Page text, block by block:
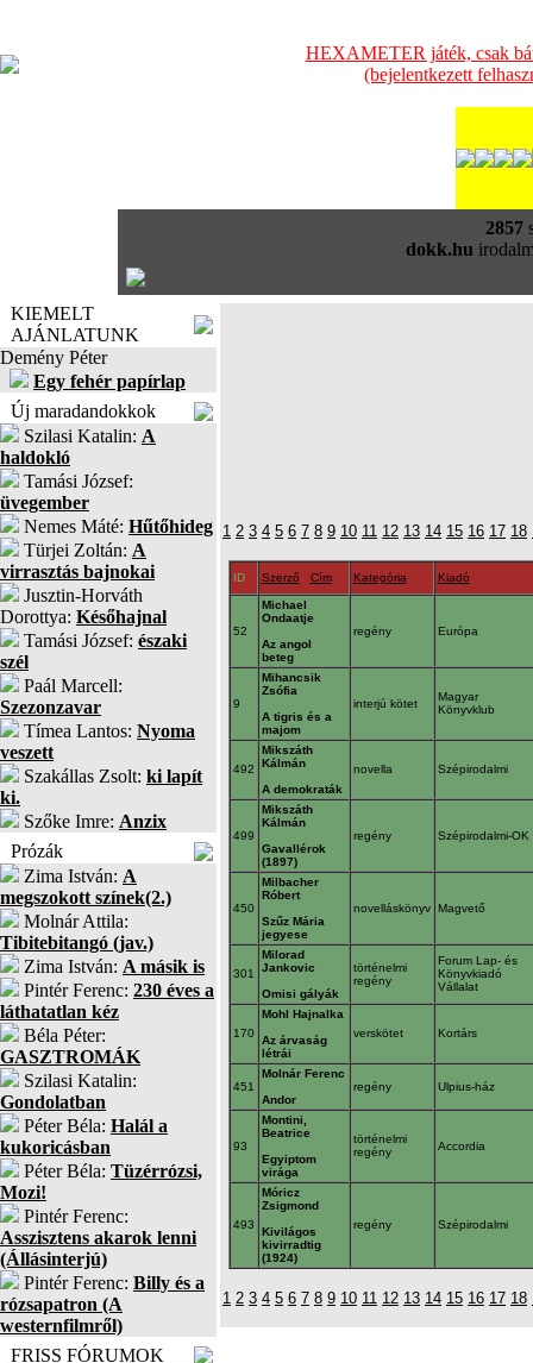
HEXAMETER játék, csak
(bejelentkezett
2857
dokk.hu
KIEMELT
AJÁNLATUNK
Demény Péter
Egy fehér papírlap
Új maradandokkok
Szilasi Katalin: A
haldokló
Tamási József:
üvegember
Nemes Máté: Hűtőhideg
Türjei Zoltán: A
virrasztás bajnokai
Jusztin-Horváth
Dorottya: Későhajnal
Tamási József: északi
szél
Paál Marcell:
Szezonzavar
Tímea Lantos: Nyoma
veszett
Szakállas Zsolt: ki lapít
ki.
Szőke Imre: Anzix
Prózák
Zima István: A
megszokott színek(2.)
Molnár Attila:
Tibitebitangó (jav.)
Zima István: A másik is
Pintér Ferenc: 230 éves a
láthatatlan kéz
Béla Péter:
GASZTROMÁK
Szilasi Katalin:
Gondolatban
Péter Béla: Halál a
kukoricásban
Péter Béla: Tüzérrózsi,
Mozi!
Pintér Ferenc:
Asszisztens akarok lenni
(Állásinterjú)
Pintér Ferenc: Billy és a
rózsapatron (A
westernfilmről)
FRISS FÓRUMOK
1 2 3 4 5 6 7 8 9 10 11 12 13 14 15 16 17 18
ID Szerző Cím Kategória Kiadó
52
Michael
Ondaatje
Az angol
beteg
regény Európa
9
Mihancsik
Zsófia
A tigris és a
majom
interjú kötet
Magyar
Könyvklub
492
Mikszáth
Kálmán
A demokraták
novella Szépirodalmi
499
Mikszáth
Kálmán
Gavallérok
(1897)
regény Szépirodalmi-OK
450
Milbacher
Róbert
Szűz Mária
jegyese
novelláskönyv Magvető
301
Milorad
Jankovic
Omisi gályák
történelmi
regény
Forum Lap- és
Könyvkiadó
Vállalat
170
Mohl Hajnalka
Az árvaság
létrái
verskötet Kortárs
451
Molnár Ferenc
Andor
regény Ulpius-ház
93
Montini,
Beatrice
Egyiptom
virága
történelmi
regény
Accordia
493
Móricz
Zsigmond
Kivilágos
kivirradtig
(1924)
regény Szépirodalmi
1 2 3 4 5 6 7 8 9 10 11 12 13 14 15 16 17 18